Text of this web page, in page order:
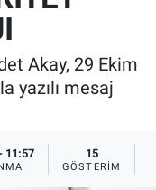
Akay, 29 Ekim
yazılı mesaj
11:57 15
GÖSTERIM